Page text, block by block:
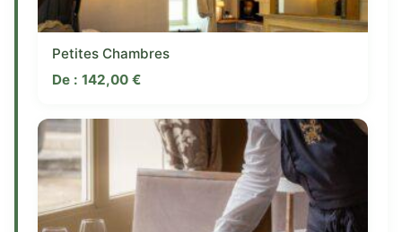
Petites Chambres
De : 142,00 €